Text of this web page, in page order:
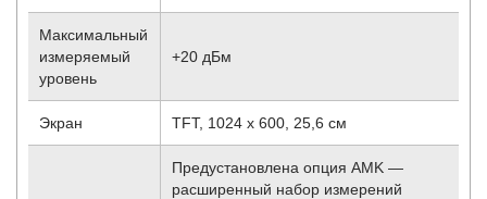
Максимальный
измеряемый
уровень
+20 дБм
Экран TFT, 1024 х 600, 25,6 см
Предустановлена опция AMK —
расширенный набор измерений